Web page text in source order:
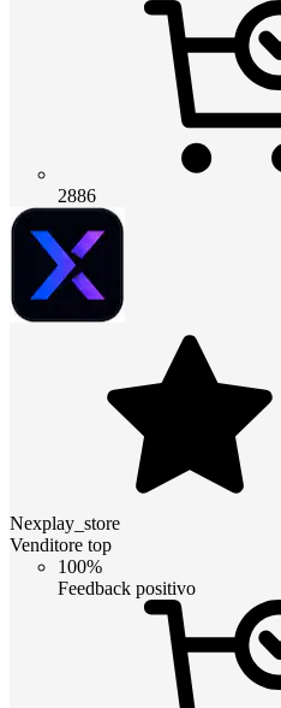
2886
Nexplay_store
Venditore top
100%
Feedback positivo